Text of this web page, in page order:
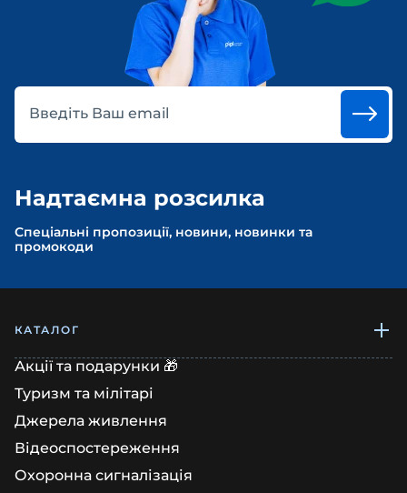
Введіть Ваш email
Надтаємна розсилка
Спеціальні пропозиції, новини, новинки та
промокоди
КАТАЛОГ
Акції та подарунки 🎁
Туризм та мілітарі
Джерела живлення
Відеоспостереження
Охоронна сигналізація